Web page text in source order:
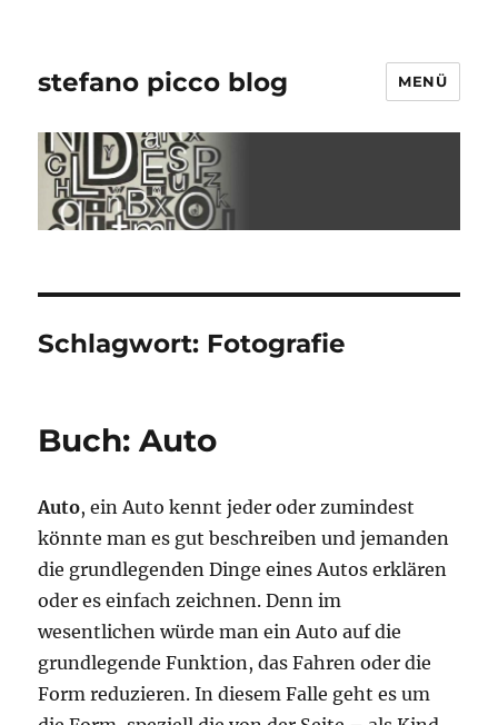
stefano picco blog MENÜ
Schlagwort: Fotografie
Buch: Auto
Auto, ein Auto kennt jeder oder zumindest
könnte man es gut beschreiben und jemanden
die grundlegenden Dinge eines Autos erklären
oder es einfach zeichnen. Denn im
wesentlichen würde man ein Auto auf die
grundlegende Funktion, das Fahren oder die
Form reduzieren. In diesem Falle geht es um